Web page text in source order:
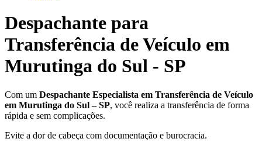
Despachante para
Transferência de Veículo em
Murutinga do Sul - SP
Com um Despachante Especialista em Transferência de Veículo
em Murutinga do Sul – SP, você realiza a transferência de forma
rápida e sem complicações.
Evite a dor de cabeça com documentação e burocracia.